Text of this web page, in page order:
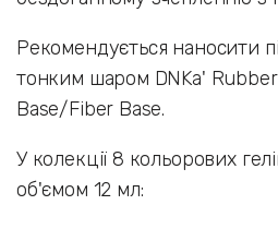
Рекомендується наносити
тонким шаром DNKa'
Base/Fiber Base.
У колекції 8 кольорових
об'ємом 12 мл: